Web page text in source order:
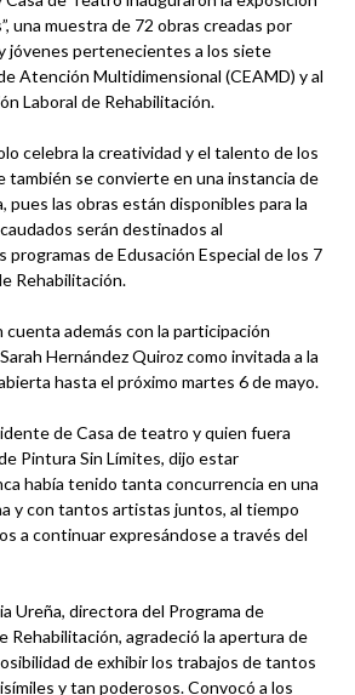
una muestra de 72 obras creadas por
jóvenes pertenecientes a los siete
Atención Multidimensional (CEAMD) y al
Laboral de Rehabilitación.
celebra la creatividad y el talento de los
también se convierte en una instancia de
pues las obras están disponibles para la
serán destinados al
de Edusación Especial de los 7
Rehabilitación.
cuenta además con la participación
Hernández Quiroz como invitada a la
hasta el próximo martes 6 de mayo.
de Casa de teatro y quien fuera
Pintura Sin Límites, dijo estar
había tenido tanta concurrencia en una
y con tantos artistas juntos, al tiempo
a continuar expresándose a través del
Ureña, directora del Programa de
Rehabilitación, agradeció la apertura de
de exhibir los trabajos de tantos
y tan poderosos. Convocó a los